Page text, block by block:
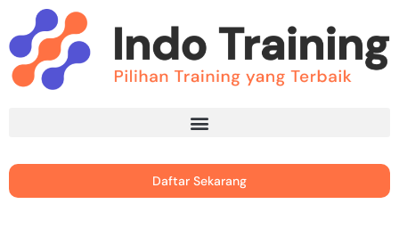
Daftar Sekarang